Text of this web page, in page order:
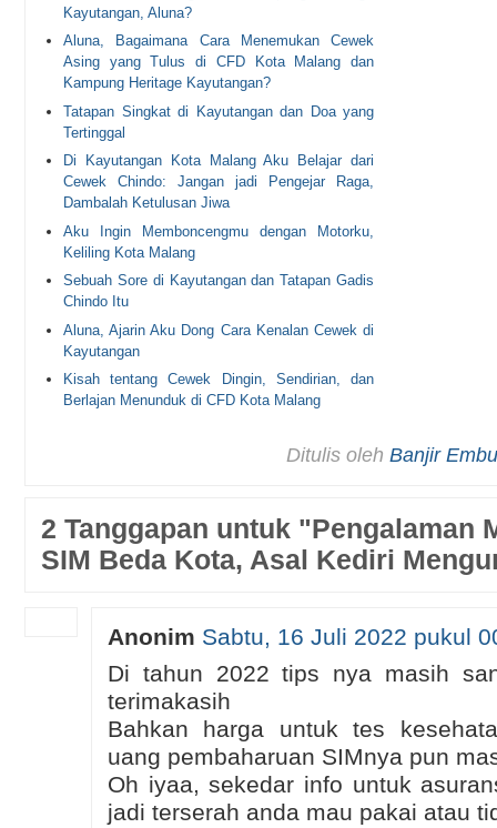
Kayutangan, Aluna?
Aluna, Bagaimana Cara Menemukan Cewek
Asing yang Tulus di CFD Kota Malang dan
Kampung Heritage Kayutangan?
Tatapan Singkat di Kayutangan dan Doa yang
Tertinggal
Di Kayutangan Kota Malang Aku Belajar dari
Cewek Chindo: Jangan jadi Pengejar Raga,
Dambalah Ketulusan Jiwa
Aku Ingin Memboncengmu dengan Motorku,
Keliling Kota Malang
Sebuah Sore di Kayutangan dan Tatapan Gadis
Chindo Itu
Aluna, Ajarin Aku Dong Cara Kenalan Cewek di
Kayutangan
Kisah tentang Cewek Dingin, Sendirian, dan
Berlajan Menunduk di CFD Kota Malang
Ditulis oleh Banjir
2 Tanggapan untuk "Pengalaman
SIM Beda Kota, Asal Kediri
Anonim Sabtu, 16 Juli 2022 pukul
Di tahun 2022 tips nya masih
terimakasih
Bahkan harga untuk tes
uang pembaharuan SIMnya pun
Oh iyaa, sekedar info untuk
jadi terserah anda mau pakai